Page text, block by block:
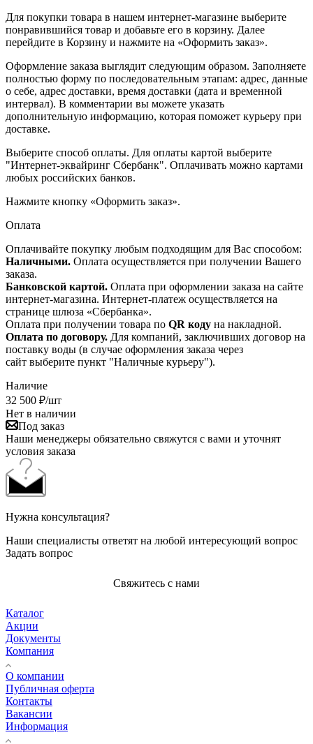
Для покупки товара в нашем интернет-магазине выберите
понравившийся товар и добавьте его в корзину. Далее
перейдите в Корзину и нажмите на «Оформить заказ».
Оформление заказа выглядит следующим образом. Заполняете
полностью форму по последовательным этапам: адрес, данные
о себе, адрес доставки, время доставки (дата и временной
интервал). В комментарии вы можете указать
дополнительную информацию, которая поможет курьеру при
доставке.
Выберите способ оплаты. Для оплаты картой выберите
"Интернет-эквайринг Сбербанк". Оплачивать можно картами
любых российских банков.
Нажмите кнопку «Оформить заказ».
Оплата
Оплачивайте покупку любым подходящим для Вас способом:
Наличными. Оплата осуществляется при получении Вашего
заказа.
Банковской картой. Оплата при оформлении заказа на сайте
интернет-магазина. Интернет-платеж осуществляется на
странице шлюза «Сбербанка».
Оплата при получении товара по QR коду на накладной.
Оплата по договору. Для компаний, заключивших договор на
поставку воды (в случае оформления заказа через
сайт выберите пункт "Наличные курьеру").
Наличие
32 500 ₽/шт
Нет в наличии
Под заказ
Наши менеджеры обязательно свяжутся с вами и уточнят
условия заказа
Нужна консультация?
Наши специалисты ответят на любой интересующий вопрос
Задать вопрос
Свяжитесь с нами
Каталог
Акции
Документы
Компания
О компании
Публичная оферта
Контакты
Вакансии
Информация